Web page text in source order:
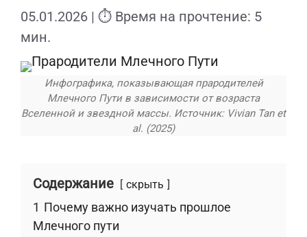
05.01.2026 | ⏱ Время на прочтение: 5
мин.
Инфографика, показывающая прародителей
Млечного Пути в зависимости от возраста
Вселенной и звездной массы. Источник: Vivian Tan et
al. (2025)
Содержание скрыть
1 Почему важно изучать прошлое
Млечного пути